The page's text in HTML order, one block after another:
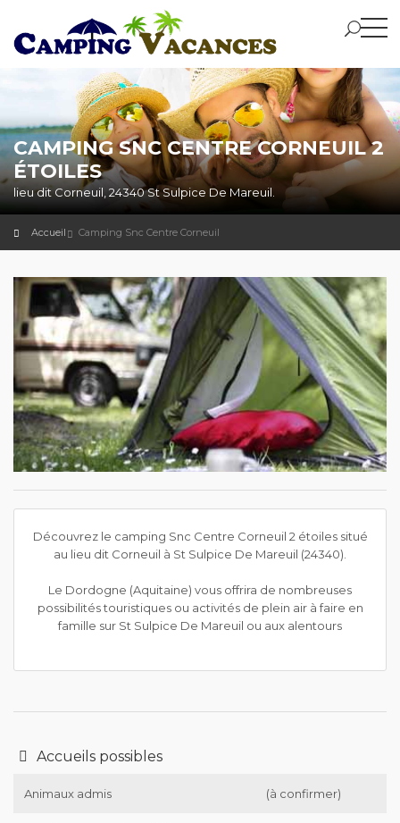
CAMPING SNC CENTRE CORNEUIL 2
ÉTOILES
lieu dit Corneuil, 24340 St Sulpice De Mareuil.
Accueil Camping Snc Centre Corneuil
Découvrez le camping Snc Centre Corneuil 2 étoiles situé
au lieu dit Corneuil à St Sulpice De Mareuil (24340).
Le Dordogne (Aquitaine) vous offrira de nombreuses
possibilités touristiques ou activités de plein air à faire en
famille sur St Sulpice De Mareuil ou aux alentours
Accueils possibles
Animaux admis (à confirmer)